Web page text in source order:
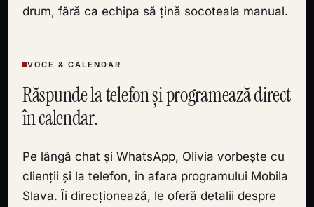
drum, fără ca echipa să țină socoteala manual.
VOCE & CALENDAR
Răspunde la telefon și programează direct
în calendar.
Pe lângă chat și WhatsApp, Olivia vorbește cu
clienții și la telefon, în afara programului Mobila
Slava. Îi direcționează, le oferă detalii despre